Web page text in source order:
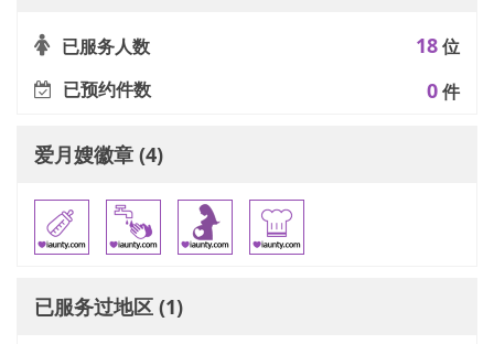
已服务人数 18位
已预约件数
0件
爱月嫂徽章 (4)
已服务过地区 (1)